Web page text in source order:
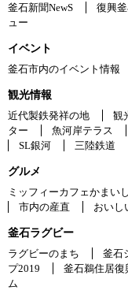
釜石新聞NewS
復興
ュー
イベント
釜石市内のイベント情報
観光情報
近代製鉄発祥の地
観
ター
魚河岸テラス
SL銀河
三陸鉄道
グルメ
ミッフィーカフェかまいし
市内の産直
おいし
釜石ラグビー
ラグビーのまち
釜石
プ2019
釜石鵜住居復
ム